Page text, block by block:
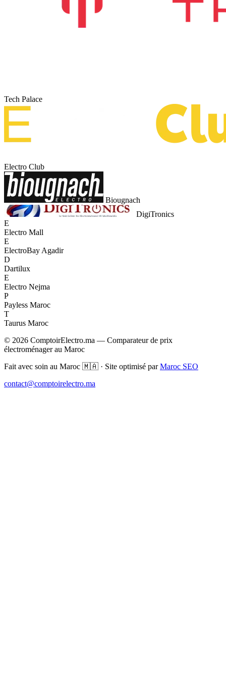
Tech Palace
Electro Club
Biougnach
DigiTronics
E
Electro Mall
E
ElectroBay Agadir
D
Dartilux
E
Electro Nejma
P
Payless Maroc
T
Taurus Maroc
© 2026 ComptoirElectro.ma — Comparateur de prix
électroménager au Maroc
Fait avec soin au Maroc 🇲🇦 · Site optimisé parMaroc SEO
contact@comptoirelectro.ma